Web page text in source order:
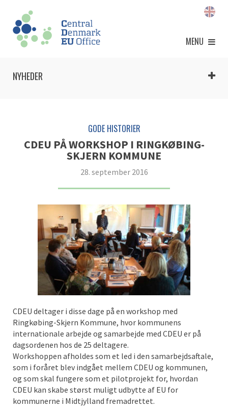
MENU
NYHEDER
GODE HISTORIER
CDEU PÅ WORKSHOP I RINGKØBING-
SKJERN KOMMUNE
28. september 2016
CDEU deltager i disse dage på en workshop med
Ringkøbing-Skjern Kommune, hvor kommunens
internationale arbejde og samarbejde med CDEU er på
dagsordenen hos de 25 deltagere.
Workshoppen afholdes som et led i den samarbejdsaftale,
som i foråret blev indgået mellem CDEU og kommunen,
og som skal fungere som et pilotprojekt for, hvordan
CDEU kan skabe størst muligt udbytte af EU for
kommunerne i Midtjylland fremadrettet.